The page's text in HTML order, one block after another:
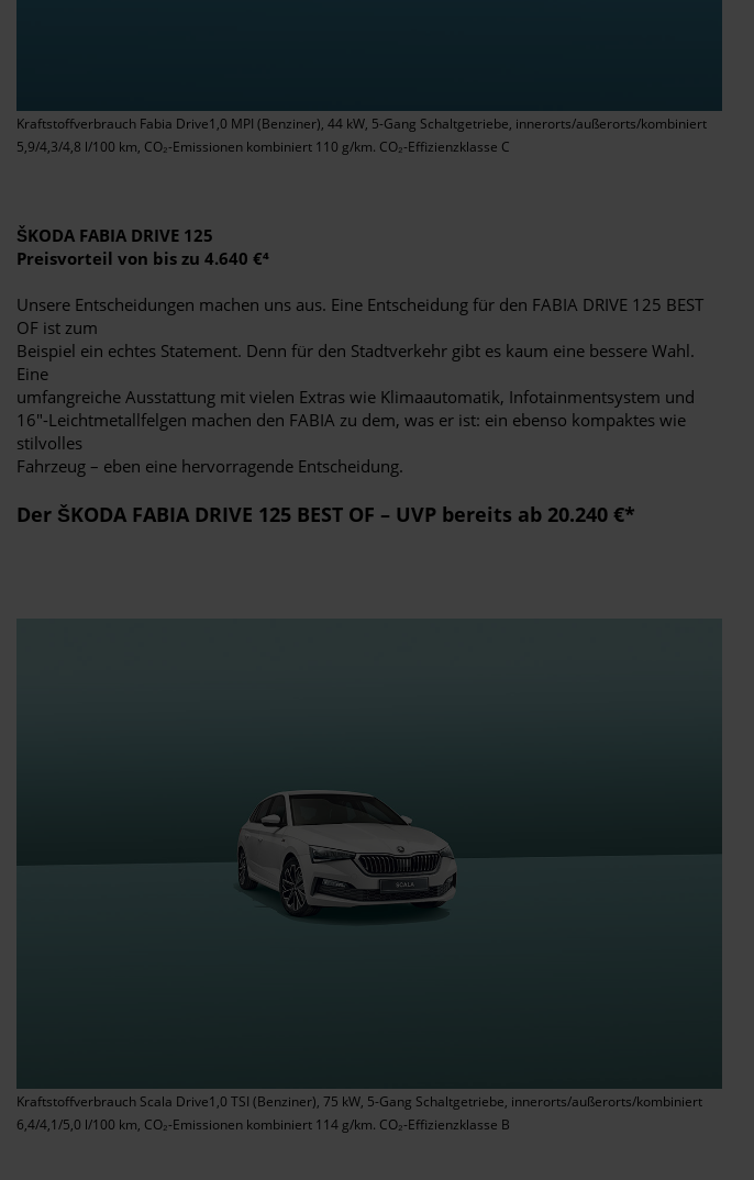
Kraftstoffverbrauch Fabia Drive1,0 MPI (Benziner), 44 kW, 5-Gang Schaltgetriebe, innerorts/außerorts/kombiniert
5,9/4,3/4,8 l/100 km, CO₂-Emissionen kombiniert 110 g/km. CO₂-Effizienzklasse C
ŠKODA FABIA DRIVE 125
Preisvorteil von bis zu 4.640 €⁴
Unsere Entscheidungen machen uns aus. Eine Entscheidung für den FABIA DRIVE 125 BEST
OF ist zum
Beispiel ein echtes Statement. Denn für den Stadtverkehr gibt es kaum eine bessere Wahl.
Eine
umfangreiche Ausstattung mit vielen Extras wie Klimaautomatik, Infotainmentsystem und
16"-Leichtmetallfelgen machen den FABIA zu dem, was er ist: ein ebenso kompaktes wie
stilvolles
Fahrzeug – eben eine hervorragende Entscheidung.
Der ŠKODA FABIA DRIVE 125 BEST OF – UVP bereits ab 20.240 €*
Kraftstoffverbrauch Scala Drive1,0 TSI (Benziner), 75 kW, 5-Gang Schaltgetriebe, innerorts/außerorts/kombiniert
6,4/4,1/5,0 l/100 km, CO₂-Emissionen kombiniert 114 g/km. CO₂-Effizienzklasse B